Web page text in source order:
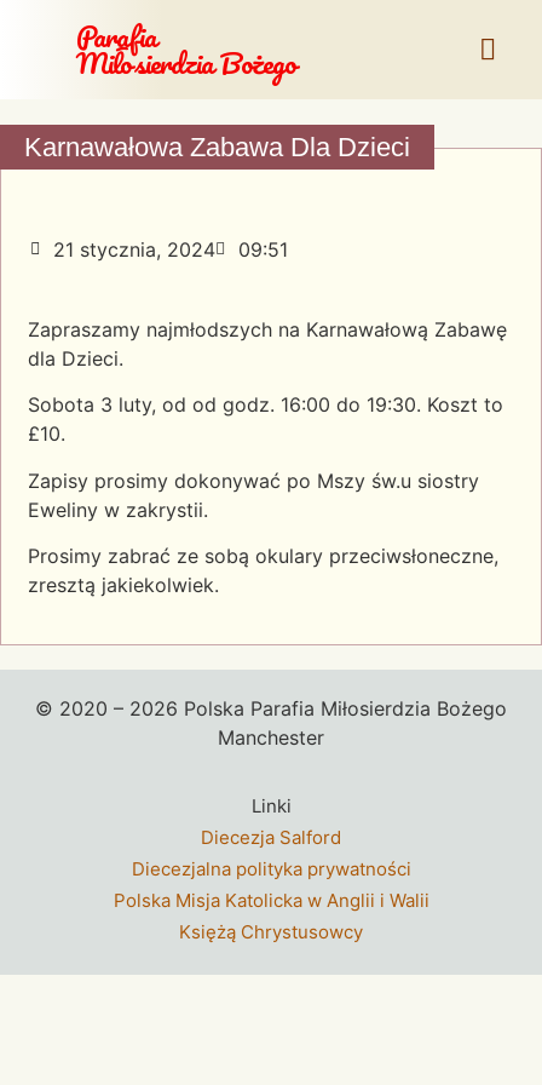
Parafia
Miłosierdzia Bożego
Karnawałowa Zabawa Dla Dzieci
21 stycznia, 2024 09:51
Zapraszamy najmłodszych na Karnawałową Zabawę
dla Dzieci.
Sobota 3 luty, od od godz. 16:00 do 19:30. Koszt to
£10.
Zapisy prosimy dokonywać po Mszy św.u siostry
Eweliny w zakrystii.
Prosimy zabrać ze sobą okulary przeciwsłoneczne,
zresztą jakiekolwiek.
© 2020 – 2026 Polska Parafia Miłosierdzia Bożego
Manchester
Linki
Diecezja Salford
Diecezjalna polityka prywatności
Polska Misja Katolicka w Anglii i Walii
Księżą Chrystusowcy